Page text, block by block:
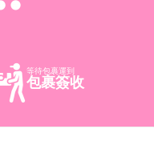
等待包裹運到
包裹簽收